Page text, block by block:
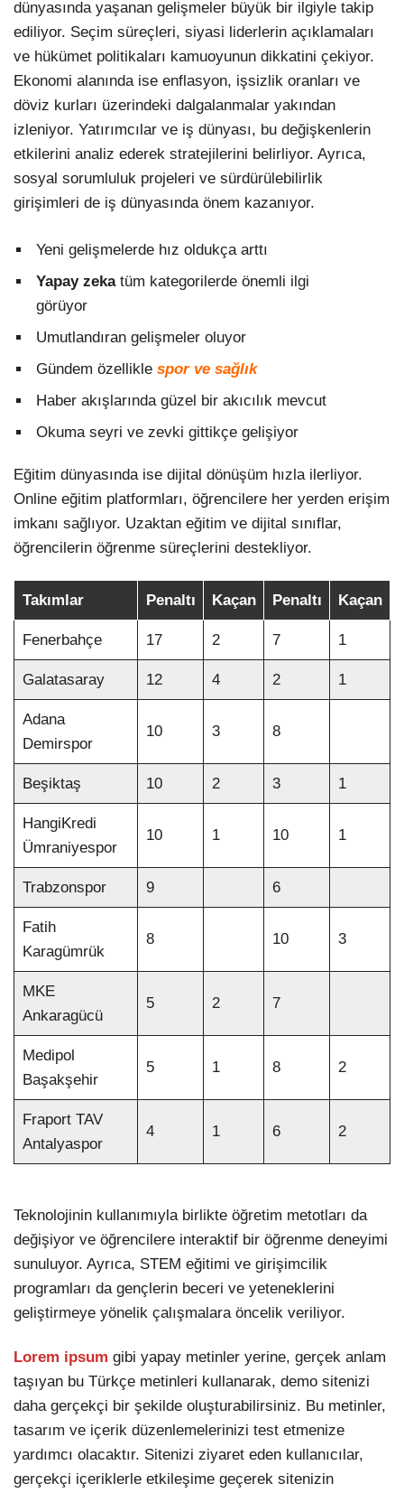
dünyasında yaşanan gelişmeler büyük bir ilgiyle takip
ediliyor. Seçim süreçleri, siyasi liderlerin açıklamaları
ve hükümet politikaları kamuoyunun dikkatini çekiyor.
Ekonomi alanında ise enflasyon, işsizlik oranları ve
döviz kurları üzerindeki dalgalanmalar yakından
izleniyor. Yatırımcılar ve iş dünyası, bu değişkenlerin
etkilerini analiz ederek stratejilerini belirliyor. Ayrıca,
sosyal sorumluluk projeleri ve sürdürülebilirlik
girişimleri de iş dünyasında önem kazanıyor.
Yeni gelişmelerde hız oldukça arttı
Yapay zekatüm kategorilerde önemli ilgi
görüyor
Umutlandıran gelişmeler oluyor
Gündem özellikle spor ve sağlık
Haber akışlarında güzel bir akıcılık mevcut
Okuma seyri ve zevki gittikçe gelişiyor
Eğitim dünyasında ise dijital dönüşüm hızla ilerliyor.
Online eğitim platformları, öğrencilere her yerden erişim
imkanı sağlıyor. Uzaktan eğitim ve dijital sınıflar,
öğrencilerin öğrenme süreçlerini destekliyor.
Takımlar Penaltı Kaçan Penaltı Kaçan
Fenerbahçe 17 2 7 1
Galatasaray 12 4 2 1
Adana
Demirspor
10 3 8
Beşiktaş 10 2 3 1
HangiKredi
Ümraniyespor
10 1 10 1
Trabzonspor 9 6
Fatih
Karagümrük
8 10 3
MKE
Ankaragücü
5 2 7
Medipol
Başakşehir
5 1 8 2
Fraport TAV
Antalyaspor
4 1 6 2
Teknolojinin kullanımıyla birlikte öğretim metotları da
değişiyor ve öğrencilere interaktif bir öğrenme deneyimi
sunuluyor. Ayrıca, STEM eğitimi ve girişimcilik
programları da gençlerin beceri ve yeteneklerini
geliştirmeye yönelik çalışmalara öncelik veriliyor.
Lorem ipsum gibi yapay metinler yerine, gerçek anlam
taşıyan bu Türkçe metinleri kullanarak, demo sitenizi
daha gerçekçi bir şekilde oluşturabilirsiniz. Bu metinler,
tasarım ve içerik düzenlemelerinizi test etmenize
yardımcı olacaktır. Sitenizi ziyaret eden kullanıcılar,
gerçekçi içeriklerle etkileşime geçerek sitenizin